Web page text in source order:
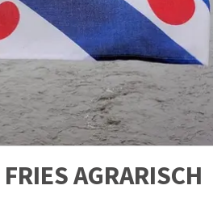
AGRARISCH